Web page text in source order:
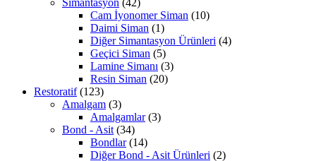
Cam İyonomer Siman (10)
Daimi Siman (1)
Diğer Simantasyon Ürünleri (4)
Geçici Siman (5)
Lamine Simanı (3)
Resin Siman (20)
Restoratif (123)
Amalgam (3)
Amalgamlar (3)
Bond - Asit (34)
Bondlar (14)
Diğer Bond - Asit Ürünleri (2)